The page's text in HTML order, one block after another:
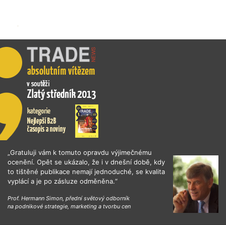
„Gratuluji vám k tomuto opravdu výjimečnému
ocenění. Opět se ukázalo, že i v dnešní době, kdy
to tištěné publikace nemají jednoduché, se kvalita
vyplácí a je po zásluze odměněna.“
Prof. Hermann Simon, přední světový odborník
na podnikové strategie, marketing a tvorbu cen